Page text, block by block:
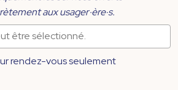
aux usager·ère·s.
rendez-vous seulement